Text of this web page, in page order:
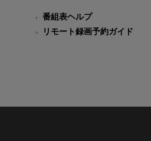
番組表ヘルプ
リモート録画予約ガイド